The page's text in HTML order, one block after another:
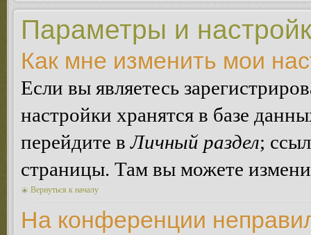
Параметры и
Как мне изменить мои
Если вы являетесь
настройки хранятся в базе
перейдите вЛичный раздел;
страницы. Там вы можете
Вернуться к началу
На конференции